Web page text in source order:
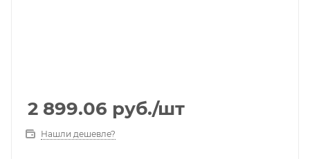
2 899.06 руб./шт
Нашли дешевле?